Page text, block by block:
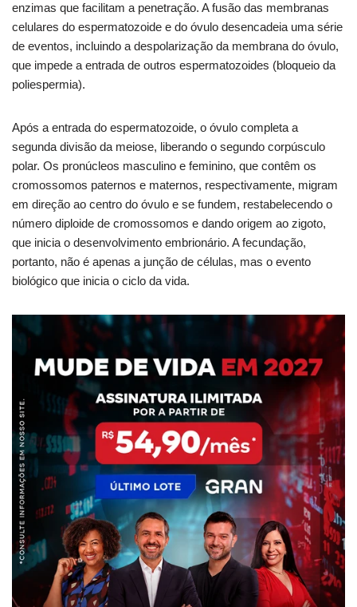
enzimas que facilitam a penetração. A fusão das membranas
celulares do espermatozoide e do óvulo desencadeia uma série
de eventos, incluindo a despolarização da membrana do óvulo,
que impede a entrada de outros espermatozoides (bloqueio da
poliespermia).
Após a entrada do espermatozoide, o óvulo completa a
segunda divisão da meiose, liberando o segundo corpúsculo
polar. Os pronúcleos masculino e feminino, que contêm os
cromossomos paternos e maternos, respectivamente, migram
em direção ao centro do óvulo e se fundem, restabelecendo o
número diploide de cromossomos e dando origem ao zigoto,
que inicia o desenvolvimento embrionário. A fecundação,
portanto, não é apenas a junção de células, mas o evento
biológico que inicia o ciclo da vida.